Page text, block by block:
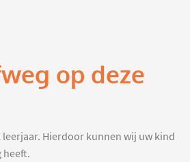
op deze
Hierdoor kunnen wij uw kind
heeft.